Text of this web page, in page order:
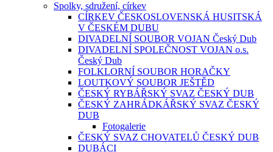
Spolky, sdružení, církev
CÍRKEV ČESKOSLOVENSKÁ HUSITSKÁ
V ČESKÉM DUBU
DIVADELNÍ SOUBOR VOJAN Český Dub
DIVADELNÍ SPOLEČNOST VOJAN o.s.
Český Dub
FOLKLORNÍ SOUBOR HORAČKY
LOUTKOVÝ SOUBOR JEŠTĚD
ČESKÝ RYBÁŘSKÝ SVAZ ČESKÝ DUB
ČESKÝ ZAHRÁDKÁŘSKÝ SVAZ ČESKÝ
DUB
Fotogalerie
ČESKÝ SVAZ CHOVATELŮ ČESKÝ DUB
DUBÁCI